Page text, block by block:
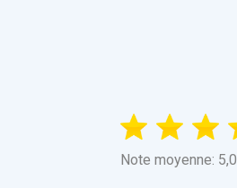
Note moyenne: